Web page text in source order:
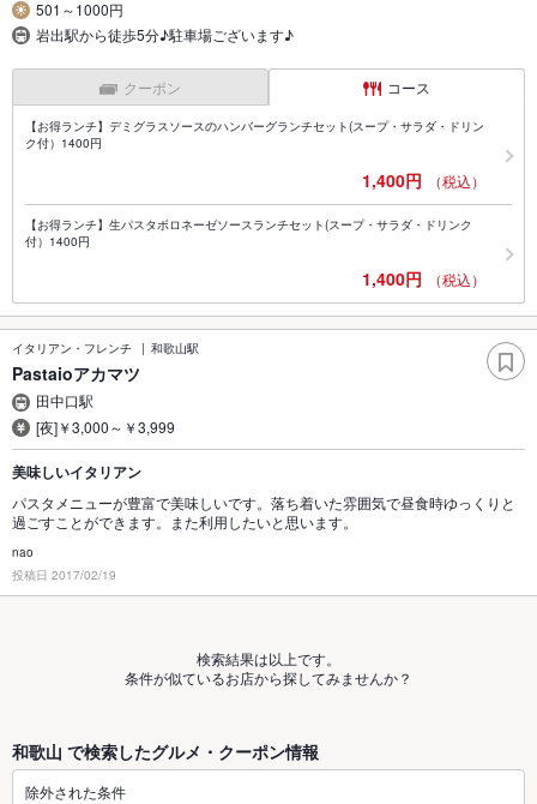
501～1000円
岩出駅から徒歩5分♪駐車場ございます♪
クーポン コース
【お得ランチ】デミグラスソースのハンバーグランチセット(スープ・サラダ・ドリン
ク付）1400円
1,400円 （税込）
【お得ランチ】生パスタボロネーゼソースランチセット(スープ・サラダ・ドリンク
付）1400円
1,400円 （税込）
イタリアン・フレンチ 和歌山駅
Pastaioアカマツ
田中口駅
[夜]￥3,000～￥3,999
美味しいイタリアン
パスタメニューが豊富で美味しいです。落ち着いた雰囲気で昼食時ゆっくりと
過ごすことができます。また利用したいと思います。
nao
投稿日 2017/02/19
検索結果は以上です。
条件が似ているお店から探してみませんか？
和歌山 で検索したグルメ・クーポン情報
除外された条件